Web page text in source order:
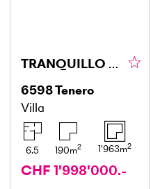
TRANQUILLO E CENTRALE
6598Tenero
Villa
6.5 190m2 1'963m2
CHF 1'998'000.-